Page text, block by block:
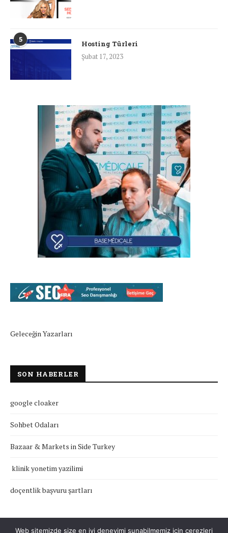
5
Hosting Türleri
Şubat 17, 2023
Geleceğin Yazarları
SON HABERLER
google cloaker
Sohbet Odaları
Bazaar & Markets in Side Turkey
klinik yonetim yazilimi
doçentlik başvuru şartları
Web sitemizde size en iyi deneyimi sunabilmemiz için çerezleri